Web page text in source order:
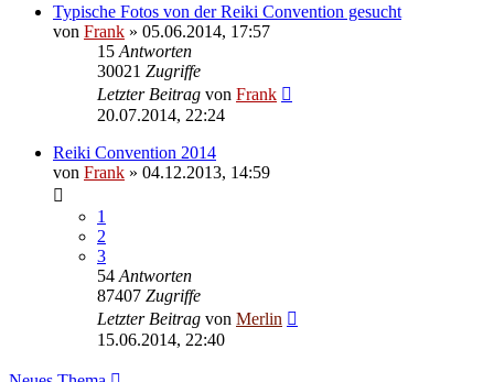
Typische Fotos von der Reiki Convention gesucht
von Frank » 05.06.2014, 17:57
15 Antworten
30021 Zugriffe
Letzter Beitrag von Frank
20.07.2014, 22:24
Reiki Convention 2014
von Frank » 04.12.2013, 14:59
1
2
3
54 Antworten
87407 Zugriffe
Letzter Beitrag von Merlin
15.06.2014, 22:40